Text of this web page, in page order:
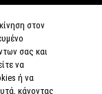
στον
σας και
να
ή να
κάνοντας